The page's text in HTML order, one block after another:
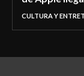
CULTURA Y